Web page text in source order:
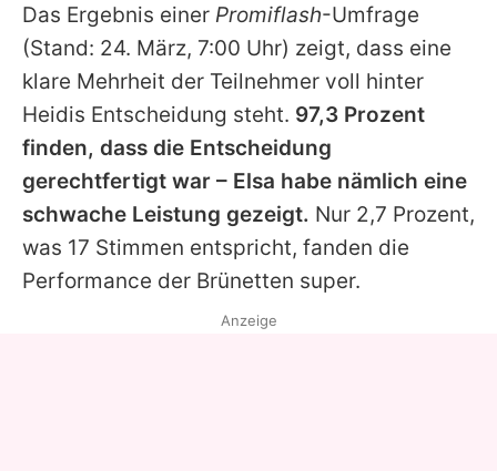
Das Ergebnis einer Promiflash-Umfrage
(Stand: 24. März, 7:00 Uhr) zeigt, dass eine
klare Mehrheit der Teilnehmer voll hinter
Heidis Entscheidung steht. 97,3 Prozent
finden, dass die Entscheidung
gerechtfertigt war – Elsa habe nämlich eine
schwache Leistung gezeigt. Nur 2,7 Prozent,
was 17 Stimmen entspricht, fanden die
Performance der Brünetten super.
Anzeige